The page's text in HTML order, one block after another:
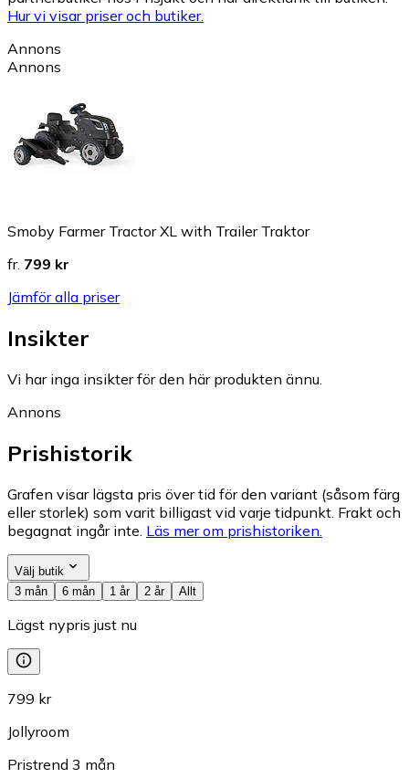
Hur vi visar priser och butiker.
Annons
Annons
Smoby Farmer Tractor XL with Trailer Traktor
fr. 799 kr
Jämför alla priser
Insikter
Vi har inga insikter för den här produkten ännu.
Annons
Prishistorik
Grafen visar lägsta pris över tid för den variant (såsom färg
eller storlek) som varit billigast vid varje tidpunkt. Frakt och
begagnat ingår inte. Läs mer om prishistoriken.
Välj butik
3 mån
6 mån 1 år 2 år Allt
Lägst nypris just nu
799 kr
Jollyroom
Pristrend 3 mån